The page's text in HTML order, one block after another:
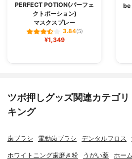
PERFECT POTION(パーフェ
クトポーション)
マスクスプレー
3.84(5)
¥1,349
be
ツボ押しグッズ関連カテゴ
キング
歯ブラシ 電動歯ブラシ デンタルフロス
ホワイトニング歯磨き粉 うがい薬 ホー